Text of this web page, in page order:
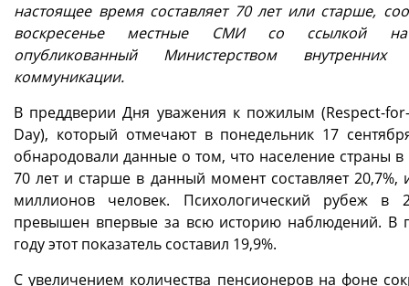
настоящее время составляет 70 лет или старше,
воскресенье местные СМИ со ссылкой
опубликованный Министерством
коммуникации.
В преддверии Дня уважения к пожилым (Respect-
Day), который отмечают в понедельник 17
обнародовали данные о том, что население страны в
70 лет и старше в данный момент составляет 20,7%,
миллионов человек. Психологический рубеж в
превышен впервые за всю историю наблюдений. В
году этот показатель составил 19,9%.
С увеличением количества пенсионеров на фоне